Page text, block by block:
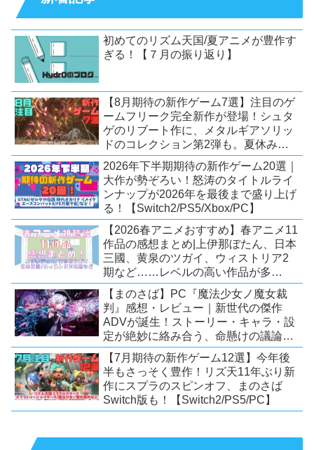
初めてのリズム天国/夏アニメが豊作す
ぎる！【７月の振り返り】
【8月期待の新作ゲーム7選】注目のゲ
ームフリーク完全新作が登場！シュタ
ゲのリブート作に、メタルギアソリッ
ドのコレクション第2弾も。夏休みを
盛り上げるタイトル大集合！
【Switch2/PS5/PC】
2026年下半期期待の新作ゲーム20選｜
大作が勢ぞろい！怒涛のタイトルライ
ンナップが2026年を最後まで盛り上げ
る！【Switch2/PS5/Xbox/PC】
【2026春アニメおすすめ】春アニメ11
作品の感想まとめ|上伊那ぼたん、日本
三國、黄泉のツガイ、ウィストリア2
期など……レベルの高い作品が多
い！？
【まのさば】PC『魔法少女ノ魔女裁
判』感想・レビュー｜新世代の傑作
ADVが誕生！ストーリー・キャラ・設
定が絶妙に絡み合う、命懸けの議論ミ
ステリー【PC/Switch】
【7月期待の新作ゲーム12選】今年後
半もさっそく豊作！リズ天11年ぶり新
作にスプラのスピンオフ、まのさば
Switch版も！【Switch2/PS5/PC】